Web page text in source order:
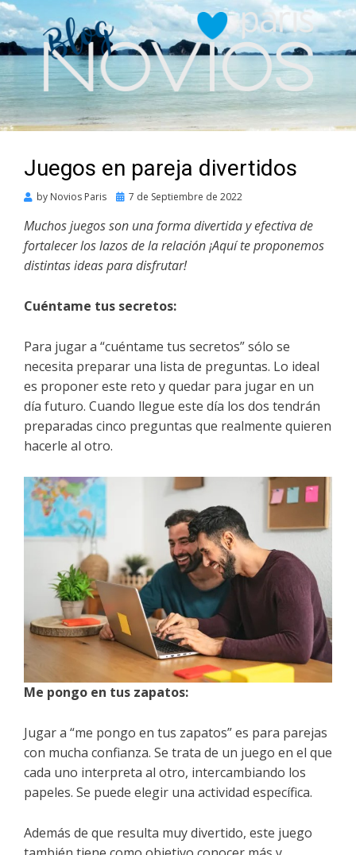
Juegos en pareja divertidos
by Novios Paris
Posted
7 de Septiembre de 2022
Muchos juegos son una forma divertida y efectiva de
fortalecer los lazos de la relación ¡Aquí te proponemos
distintas ideas para disfrutar!
Cuéntame tus secretos:
Para jugar a “cuéntame tus secretos” sólo se
necesita preparar una lista de preguntas. Lo ideal
es proponer este reto y quedar para jugar en un
día futuro. Cuando llegue este día los dos tendrán
preparadas cinco preguntas que realmente quieren
hacerle al otro.
Me pongo en tus zapatos:
Jugar a “me pongo en tus zapatos” es para parejas
con mucha confianza. Se trata de un juego en el que
cada uno interpreta al otro, intercambiando los
papeles. Se puede elegir una actividad específica.
Además de que resulta muy divertido, este juego